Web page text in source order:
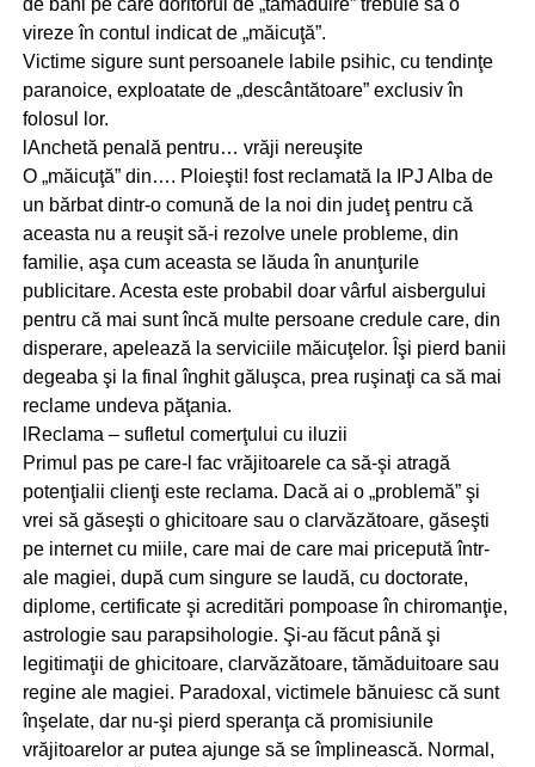
de bani pe care doritorul de „tămăduire” trebuie să o
vireze în contul indicat de „măicuţă”.
Victime sigure sunt persoanele labile psihic, cu tendinţe
paranoice, exploatate de „descântătoare” exclusiv în
folosul lor.
lAnchetă penală pentru… vrăji nereuşite
O „măicuţă” din…. Ploieşti! fost reclamată la IPJ Alba de
un bărbat dintr-o comună de la noi din judeţ pentru că
aceasta nu a reuşit să-i rezolve unele probleme, din
familie, aşa cum aceasta se lăuda în anunţurile
publicitare. Acesta este probabil doar vârful aisbergului
pentru că mai sunt încă multe persoane credule care, din
disperare, apelează la serviciile măicuţelor. Îşi pierd banii
degeaba şi la final înghit găluşca, prea ruşinaţi ca să mai
reclame undeva păţania.
lReclama – sufletul comerţului cu iluzii
Primul pas pe care-l fac vrăjitoarele ca să-şi atragă
potenţialii clienţi este reclama. Dacă ai o „problemă” şi
vrei să găseşti o ghicitoare sau o clarvăzătoare, găseşti
pe internet cu miile, care mai de care mai pricepută într-
ale magiei, după cum singure se laudă, cu doctorate,
diplome, certificate şi acreditări pompoase în chiromanţie,
astrologie sau parapsihologie. Şi-au făcut până şi
legitimaţii de ghicitoare, clarvăzătoare, tămăduitoare sau
regine ale magiei. Paradoxal, victimele bănuiesc că sunt
înşelate, dar nu-şi pierd speranţa că promisiunile
vrăjitoarelor ar putea ajunge să se împlinească. Normal,